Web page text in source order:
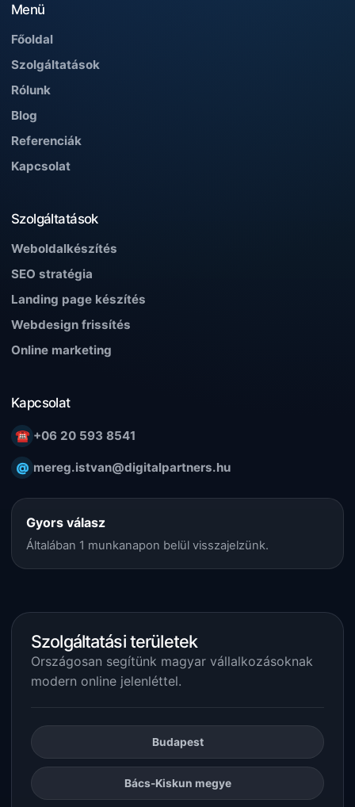
Menü
Főoldal
Szolgáltatások
Rólunk
Blog
Referenciák
Kapcsolat
Szolgáltatások
Weboldalkészítés
SEO stratégia
Landing page készítés
Webdesign frissítés
Online marketing
Kapcsolat
☎ +06 20 593 8541
@ mereg.istvan@digitalpartners.hu
Gyors válasz
Általában 1 munkanapon belül visszajelzünk.
Szolgáltatási területek
Országosan segítünk magyar vállalkozásoknak
modern online jelenléttel.
Budapest
Bács-Kiskun megye